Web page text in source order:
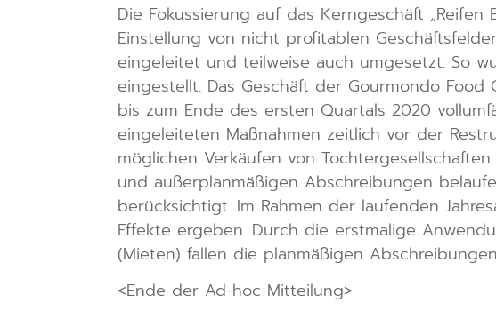
Die Fokussierung auf das Kerngeschäft
Einstellung von nicht profitablen
eingeleitet und teilweise auch umgesetzt. So
eingestellt. Das Geschäft der Gourmondo
bis zum Ende des ersten Quartals 2020
eingeleiteten Maßnahmen zeitlich vor der
möglichen Verkäufen von
und außerplanmäßigen Abschreibungen
berücksichtigt. Im Rahmen der laufenden
Effekte ergeben. Durch die erstmalige
(Mieten) fallen die planmäßigen
<Ende der Ad-hoc-Mitteilung>